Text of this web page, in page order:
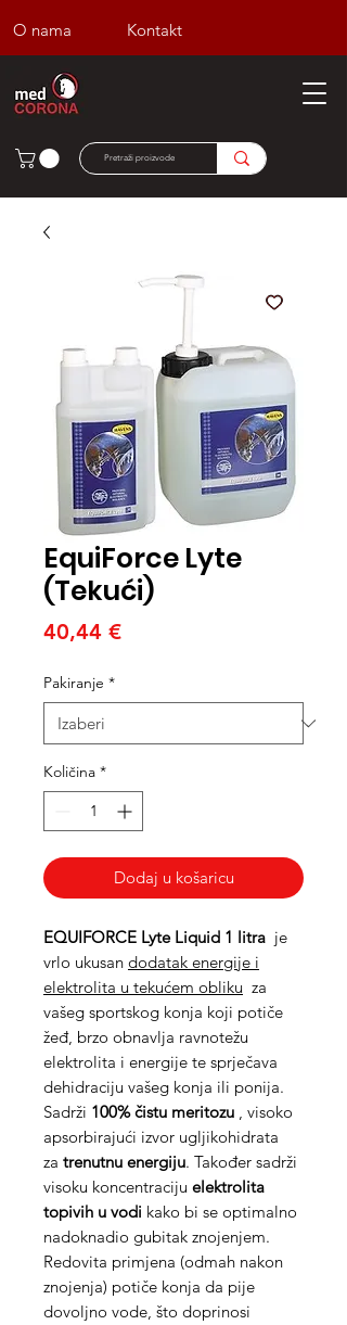
O nama Kontakt
EquiForce Lyte
(Tekući)
40,44 €Cijena
Pakiranje *
Količina *
Dodaj u košaricu
EQUIFORCE Lyte Liquid 1 litra je
vrlo ukusan dodatak energije i
elektrolita u tekućem obliku za
vašeg sportskog konja koji potiče
žeđ, brzo obnavlja ravnotežu
elektrolita i energije te sprječava
dehidraciju vašeg konja ili ponija.
Sadrži 100% čistu meritozu , visoko
apsorbirajući izvor ugljikohidrata
za trenutnu energiju. Također sadrži
visoku koncentraciju elektrolita
topivih u vodi kako bi se optimalno
nadoknadio gubitak znojenjem.
Redovita primjena (odmah nakon
znojenja) potiče konja da pije
dovoljno vode, što doprinosi